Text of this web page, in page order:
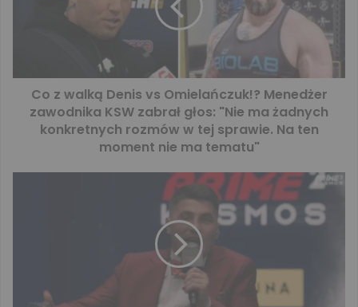
Co z walką Denis vs Omielańczuk!? Menedżer
zawodnika KSW zabrał głos: "Nie ma żadnych
konkretnych rozmów w tej sprawie. Na ten
moment nie ma tematu"